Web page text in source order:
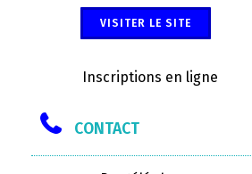
VISITER LE SITE
Inscriptions en ligne
CONTACT